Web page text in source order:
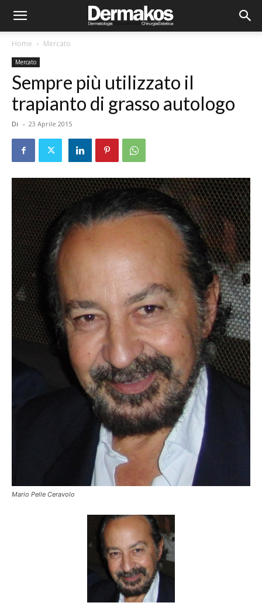
Home Mercato
Mercato
Sempre più utilizzato il
trapianto di grasso autologo
Di - 23 Aprile 2015
Mario Pelle Ceravolo